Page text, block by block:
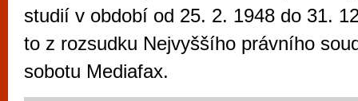
studií v období od 25. 2. 1948 do 31.
to z rozsudku Nejvyššího právního
sobotu Mediafax.
vyzkoušet různé kasinové hry. V
metropoli naleznete širokou nabídku her
po moderní automaty jak pro pravidelné
příležitostné hráče. V...